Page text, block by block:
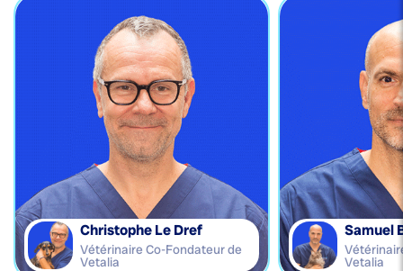
Christophe Le Dref
Vétérinaire Co-Fondateur de
Vetalia
Samuel
Vetalia